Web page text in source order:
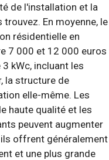
de l'installation et la
En moyenne, le
résidentielle en
7 000 et 12 000 euros
kWc, incluant les
la structure de
elle-même. Les
haute qualité et les
peuvent augmenter
offrent généralement
et une plus grande